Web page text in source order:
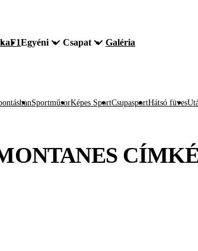
F1Egyéni Csapat Galéria
SportműsorKépes SportCsupasportHátsó füves